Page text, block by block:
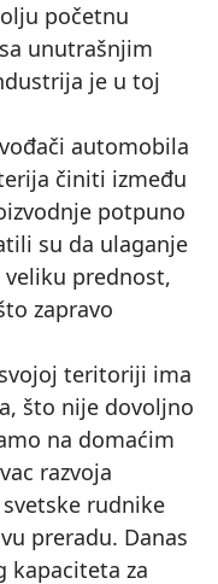
početnu
unutrašnjim
je u toj
automobila
činiti između
potpuno
su da ulaganje
prednost,
zapravo
teritoriji ima
što nije dovoljno
na domaćim
razvoja
rudnike
preradu. Danas
kapaciteta za